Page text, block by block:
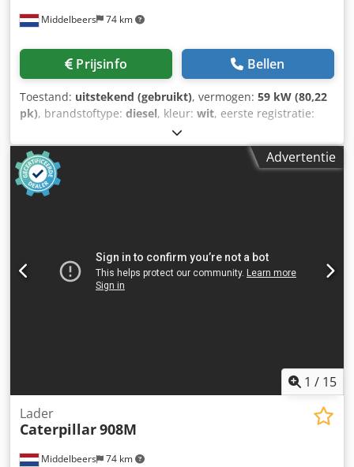
Middelbeers 74 km
Prijsinfo Bellen
Toestand: uitstekend (gebruikt), vermogen: 59 kW (80,22
pk), brandstoftype: diesel, kleur: wit, eerste registratie:
, bedrijfsturen:
informatie Bouwjaar: 2005 Serienummer:
CATCB434LCNH00390 Crodpfx Aoyzz E Rjaijf Technische
informatie Aantal cilinders: 4 Motorinhoud: 4.400 cc
Aandrijving: Wiel Leeggewicht: 7.500 kg Functioneel
contact op met Ernst van Hek voor meer informatie.
Advertentie
1 / 15
Middelbeers 74 km
Lader
Caterpillar908M